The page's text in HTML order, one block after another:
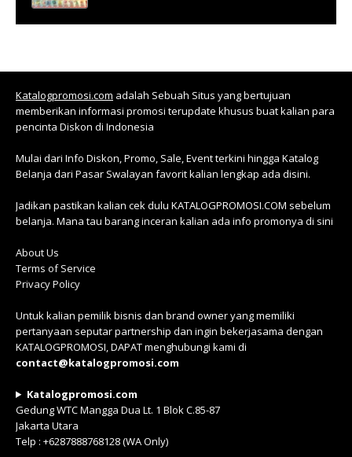
Katalogpromosi.com adalah Sebuah Situs yang bertujuan
memberikan informasi promosi terupdate khusus buat kalian para
pencinta Diskon di Indonesia
Mulai dari Info Diskon, Promo, Sale, Event terkini hingga Katalog
Belanja dari Pasar Swalayan favorit kalian lengkap ada disini.
Jadikan pastikan kalian cek dulu KATALOGPROMOSI.COM sebelum
belanja. Mana tau barang inceran kalian ada info promonya di sini
About Us
Terms of Service
Privacy Policy
Untuk kalian pemilik bisnis dan brand owner yang memiliki
pertanyaan seputar partnership dan ingin bekerjasama dengan
KATALOGPROMOSI, DAPAT menghubungi kami di
contact@katalogpromosi.com
Katalogpromosi.com
Gedung WTC Mangga Dua Lt. 1 Blok C.85-87
Jakarta Utara
Telp : +6287888768128 (WA Only)